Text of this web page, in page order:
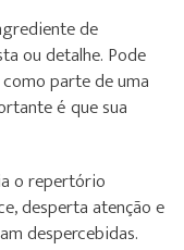
de
ou detalhe. Pode
parte de uma
é que sua
o repertório
desperta atenção e
despercebidas.